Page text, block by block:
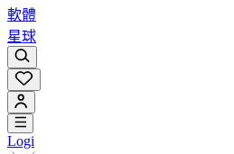
軟體
星球
Logi